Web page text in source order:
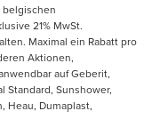
belgischen
21% MwSt.
Maximal ein Rabatt pro
Aktionen,
auf Geberit,
Standard, Sunshower,
Heau, Dumaplast,